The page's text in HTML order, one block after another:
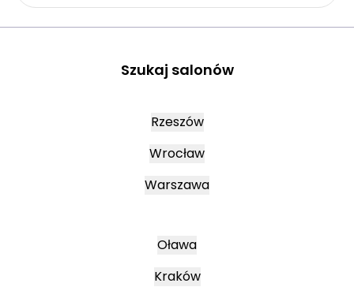
Szukaj salonów
Rzeszów
Wrocław
Warszawa
Oława
Kraków